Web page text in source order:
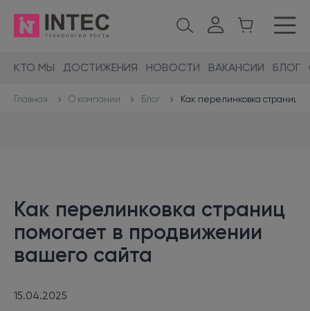
КТО МЫ ДОСТИЖЕНИЯ НОВОСТИ ВАКАНСИИ БЛОГ
Главная О компании Блог Как перелинковка страниц
Как перелинковка страниц
помогает в продвижении
вашего сайта
15.04.2025